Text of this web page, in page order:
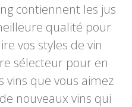
contiennent les jus
qualité pour
vos styles de vin
sélecteur pour en
vins que vous aimez
nouveaux vins qui